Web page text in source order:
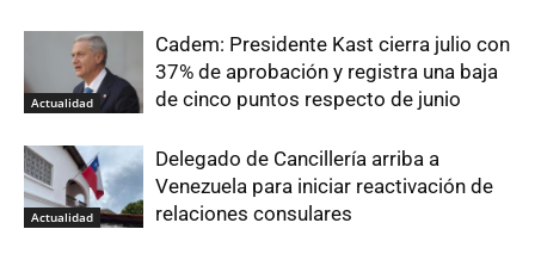
Actualidad
Cadem: Presidente Kast cierra julio con
37% de aprobación y registra una baja
de cinco puntos respecto de junio
Actualidad
Delegado de Cancillería arriba a
Venezuela para iniciar reactivación de
relaciones consulares